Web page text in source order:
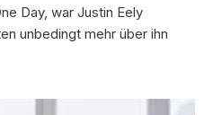
Day, war Justin Eely
unbedingt mehr über ihn